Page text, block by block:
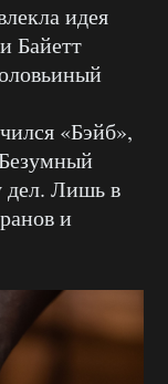
идея
Байетт
«Бэйб»,
дел. Лишь в
и